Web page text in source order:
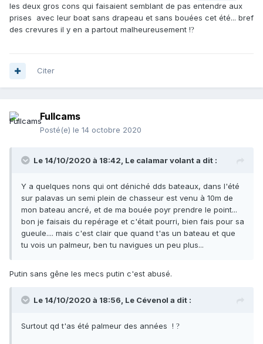
les deux gros cons qui faisaient semblant de pas entendre aux
prises avec leur boat sans drapeau et sans bouées cet été... bref
des crevures il y en a partout malheureusement !?
Citer
Fullcams
Posté(e) le 14 octobre 2020
Le 14/10/2020 à 18:42, Le calamar volanta dit :
Y a quelques nons qui ont déniché dds bateaux, dans l'été
sur palavas un semi plein de chasseur est venu à 10m de
mon bateau ancré, et de ma bouée poyr prendre le point...
bon je faisais du repérage et c'était pourri, bien fais pour sa
gueule.... mais c'est clair que quand t'as un bateau et que
tu vois un palmeur, ben tu navigues un peu plus...
Putin sans gêne les mecs putin c'est abusé.
Le 14/10/2020 à 18:56, Le Cévenol a dit :
Surtout qd t'as été palmeur des années ! ?